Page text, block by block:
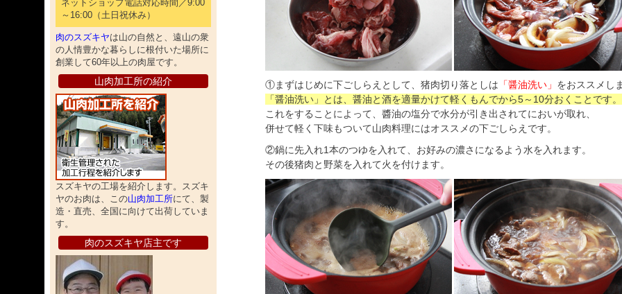
ネットショップ電話対応時間／9:00
～16:00（土日祝休み）
肉のスズキヤは山の自然と、遠山の衆
の人情豊かな暮らしに根付いた場所に
創業して60年以上の肉屋です。
山肉加工所の紹介
スズキヤの工場を紹介します。スズキ
ヤのお肉は、この山肉加工所にて、製
造・直売、全国に向けて出荷していま
す。
肉のスズキヤ店主です
①まずはじめに下ごしらえとして、猪肉切り落としは 「醤油洗い」 をおススメし
「醤油洗い」とは、醤油と酒を適量かけて軽くもんでから5～10分おくことです。
これをすることによって、醬油の塩分で水分が引き出されてにおいが取れ、
併せて軽く下味もついて山肉料理にはオススメの下ごしらえです。
②鍋に先入れ1本のつゆを入れて、お好みの濃さになるよう水を入れます。
その後猪肉と野菜を入れて火を付けます。